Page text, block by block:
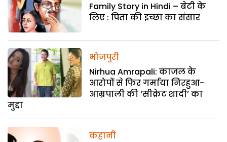
Family Story in Hindi – बेटी के
लिए : पिता की इच्छा का संसार
भोजपुरी
Nirhua Amrapali: काजल के
आरोपों से फिर गर्माया निरहुआ-
आम्रपाली की ‘सीक्रेट शादी’ का
मुद्दा
कहानी